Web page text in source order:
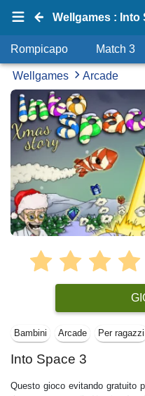
Wellgames : Into
Rompicapo Match 3
Wellgames Arcade
Bambini Arcade Per ragazzi
Into Space 3
Questo gioco evitando gratuito